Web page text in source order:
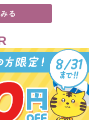
る